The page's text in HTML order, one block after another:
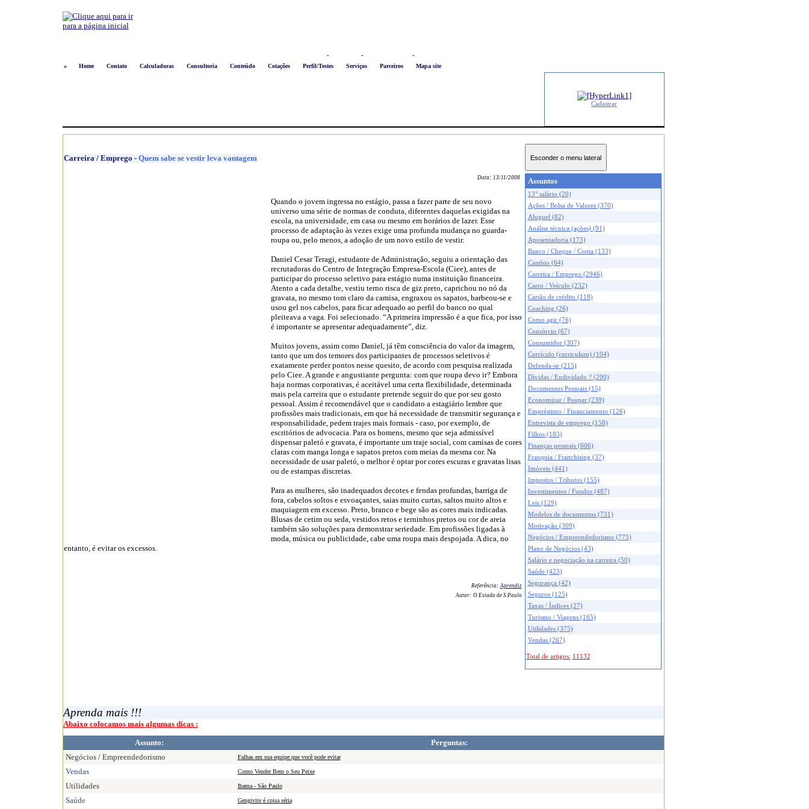
- - -
»
Home Contato Calculadoras Consultoria Conteúdo Cotações Perfil/Testes Serviços Parceiros Mapa site
Cadastrar
Assuntos
13° salário (20)
Ações / Bolsa de Valores (370)
Aluguel (82)
Análise técnica (ações) (91)
Aposentadoria (173)
Banco / Cheque / Conta (133)
Cambio (64)
Carreira / Emprego (2946)
Carro / Veículo (232)
Cartão de crédito (118)
Coaching (26)
Como agir (76)
Consórcio (67)
Consumidor (307)
Currículo (curriculum) (104)
Defenda-se (215)
Dívidas / Endividado ? (200)
Documentos Pessoais (15)
Economizar / Poupar (239)
Empréstimo / Financiamento (126)
Entrevista de emprego (158)
Filhos (183)
Finanças pessoais (606)
Franquia / Franchising (37)
Imóveis (441)
Impostos / Tributos (155)
Investimentos / Fundos (487)
Leis (129)
Modelos de documentos (731)
Motivação (309)
Negócios / Empreendedorismo (775)
Plano de Negócios (43)
Salário e negociação na carreira (50)
Saúde (423)
Segurança (42)
Seguros (125)
Taxas / Índices (27)
Turismo / Viagens (165)
Utilidades (375)
Vendas (267)
Total de artigos: 11132
Carreira / Emprego - Quem sabe se vestir leva vantagem
Data: 13/11/2008
Quando o jovem ingressa no estágio, passa a fazer parte de seu novo
universo uma série de normas de conduta, diferentes daquelas exigidas na
escola, na universidade, em casa ou mesmo em horários de lazer. Esse
processo de adaptação às vezes exige uma profunda mudança no guarda-
roupa ou, pelo menos, a adoção de um novo estilo de vestir.
Daniel Cesar Teragi, estudante de Administração, seguiu a orientação das
recrutadoras do Centro de Integração Empresa-Escola (Ciee), antes de
participar do processo seletivo para estágio numa instituição financeira.
Atento a cada detalhe, vestiu terno risca de giz preto, caprichou no nó da
gravata, no mesmo tom claro da camisa, engraxou os sapatos, barbeou-se e
usou gel nos cabelos, para ficar adequado ao perfil do banco no qual
pleiteava a vaga. Foi selecionado. “A primeira impressão é a que fica, por isso
é importante se apresentar adequadamente”, diz.
Muitos jovens, assim como Daniel, já têm consciência do valor da imagem,
tanto que um dos temores dos participantes de processos seletivos é
exatamente perder pontos nesse quesito, de acordo com pesquisa realizada
pelo Ciee. A grande e angustiante pergunta: com que roupa devo ir? Embora
haja normas corporativas, é aceitável uma certa flexibilidade, determinada
mais pela carreira que o estudante pretende seguir do que por seu gosto
pessoal. Assim é recomendável que o candidato a estagiário lembre que
profissões mais tradicionais, em que há necessidade de transmitir segurança e
responsabilidade, pedem trajes mais formais - caso, por exemplo, de
escritórios de advocacia. Para os homens, mesmo que seja admissível
dispensar paletó e gravata, é importante um traje social, com camisas de cores
claras com manga longa e sapatos pretos com meias da mesma cor. Na
necessidade de usar paletó, o melhor é optar por cores escuras e gravatas lisas
ou de estampas discretas.
Para as mulheres, são inadequados decotes e fendas profundas, barriga de
fora, cabelos soltos e esvoaçantes, saias muito curtas, saltos muito altos e
maquiagem em excesso. Preto, branco e bege são as cores mais indicadas.
Blusas de cetim ou seda, vestidos retos e terninhos pretos ou cor de areia
também são soluções para demonstrar seriedade. Em profissões ligadas à
moda, música ou publicidade, cabe uma roupa mais despojada. A dica, no
entanto, é evitar os excessos.
Referência: Aprendiz
Autor: O Estado de S.Paulo
Aprenda mais !!!
Abaixo colocamos mais algumas dicas :
Assunto:
Perguntas:
Negócios / Empreendedorismo
Falhas em sua equipe que você pode evitar
Vendas Como Vender Bem o Seu Peixe
Utilidades Ibama - São Paulo
Saúde Gengivite é coisa séria